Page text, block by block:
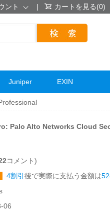
Juniper EXIN
Palo Alto Networks Cloud
コメント)
4割引 後で実際に支払う金額は
06
ント | カートを見る(0)